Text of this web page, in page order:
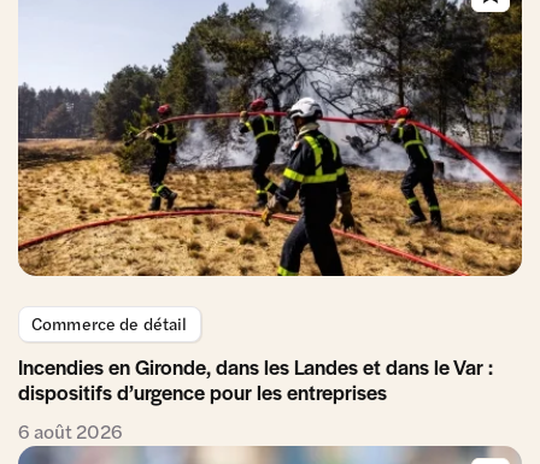
Commerce de détail
Incendies en Gironde, dans les Landes et dans le Var :
dispositifs d’urgence pour les entreprises
6 août 2026